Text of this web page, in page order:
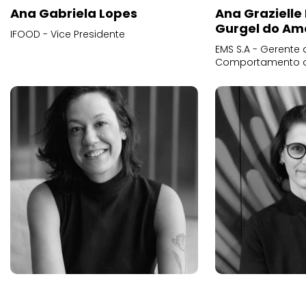
Ana Gabriela Lopes
IFOOD - Vice Presidente
Ana
Gurgel do
EMS S.A -
Comportamento